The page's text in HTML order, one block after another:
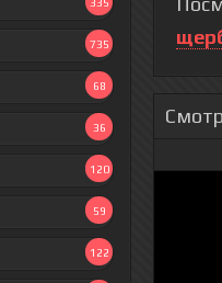
335
735
68
36
120
59
122